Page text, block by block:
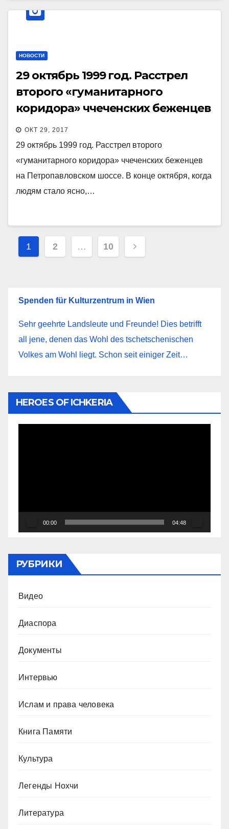
НОВОСТИ
29 октябрь 1999 год. Расстрел
второго «гуманитарного
коридора» ччеченских беженцев
на Петропавловском шоссе.
ОКТ 29, 2017
29 октябрь 1999 год. Расстрел второго
«гуманитарного коридора» ччеченских беженцев
на Петропавловском шоссе. В конце октября, когда
людям стало ясно,…
Пагинация
записей
1 2 … 10
Spenden für Kulturzentrum in Wien
Sehr geehrte Landsleute und Freunde! Dies betrifft
all jene, denen das Wohl des tschetschenischen
Volkes am Wohl liegt. Schon seit einiger Zeit…
HEROES OF ICHKERIA
00:00 04:48
РУБРИКИ
Видео
Диаспора
Документы
Интервью
Ислам и права человека
Книга Памяти
Культура
Легенды Нохчи
Литература